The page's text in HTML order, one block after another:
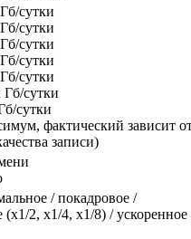
сутки
сутки
сутки
сутки
сутки
сутки
сутки
фактический зависит
записи)
/ покадровое /
(х1/2, х1/4, x1/8) / ускоренное